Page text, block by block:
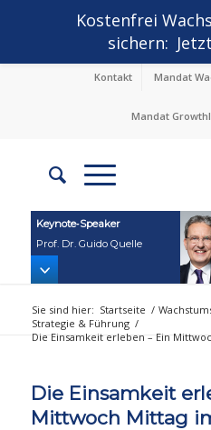
Kontakt Mandat
Mandat
Keynote‑Speaker
Prof. Dr. Guido Quelle
Sie sind hier: Startseite /
Strategie & Führung /
Die Einsamkeit erleben – Ein
Die Einsamkeit
Mittwoch Mittag
Kostenfrei
sichern: